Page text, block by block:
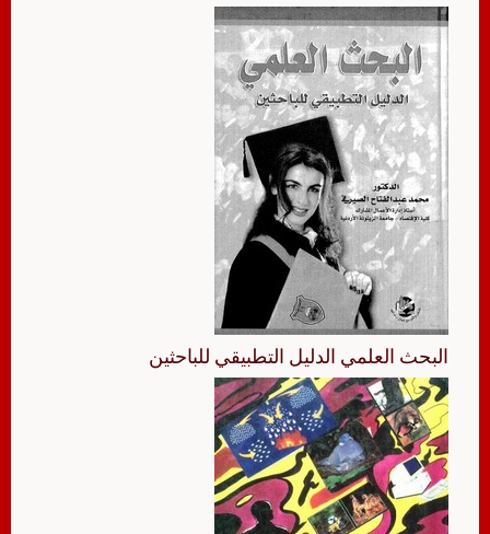
البحث العلمي الدليل التطبيقي للباحثين